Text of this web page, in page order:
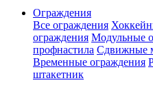
Ограждения
Все ограждения
ограждения Модульные
профнастила Сдвижные
Временные ограждения
штакетник